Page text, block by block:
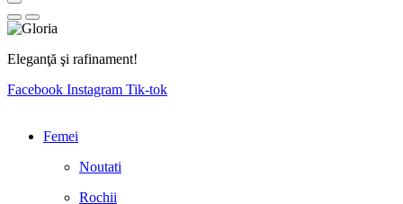
Eleganţă şi rafinament!
Facebook Instagram Tik-tok
Femei
Noutati
Rochii